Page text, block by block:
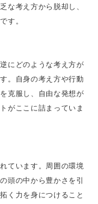
な考え方から脱却し、
す。
にどのような考え方が
。自身の考え方や行動
克服し、自由な発想が
がここに詰まっていま
ています。周囲の環境
頭の中から豊かさを引
く力を身につけること